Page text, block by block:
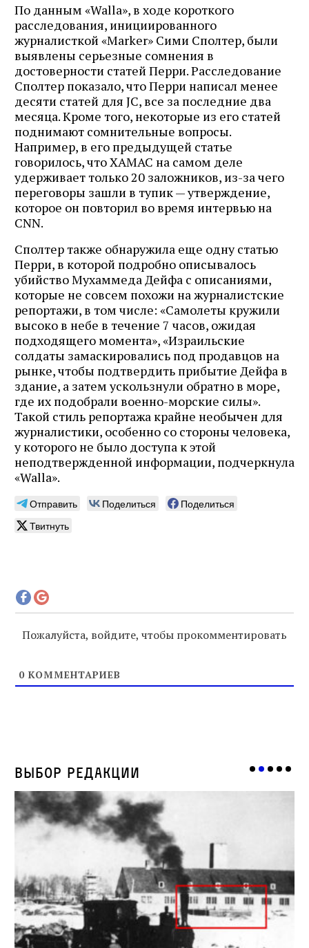
По данным «Walla», в ходе короткого
расследования, инициированного
журналисткой «Marker» Сими Сполтер, были
выявлены серьезные сомнения в
достоверности статей Перри. Расследование
Сполтер показало, что Перри написал менее
десяти статей для JC, все за последние два
месяца. Кроме того, некоторые из его статей
поднимают сомнительные вопросы.
Например, в его предыдущей статье
говорилось, что ХАМАС на самом деле
удерживает только 20 заложников, из-за чего
переговоры зашли в тупик — утверждение,
которое он повторил во время интервью на
CNN.
Сполтер также обнаружила еще одну статью
Перри, в которой подробно описывалось
убийство Мухаммеда Дейфа с описаниями,
которые не совсем похожи на журналистские
репортажи, в том числе: «Самолеты кружили
высоко в небе в течение 7 часов, ожидая
подходящего момента», «Израильские
солдаты замаскировались под продавцов на
рынке, чтобы подтвердить прибытие Дейфа в
здание, а затем ускользнули обратно в море,
где их подобрали военно-морские силы».
Такой стиль репортажа крайне необычен для
журналистики, особенно со стороны человека,
у которого не было доступа к этой
неподтвержденной информации, подчеркнула
«Walla».
Отправить Поделиться
Поделиться
Твитнуть
Пожалуйста, войдите, чтобы прокомментировать
0 КОММЕНТАРИЕВ
Выбор редакции